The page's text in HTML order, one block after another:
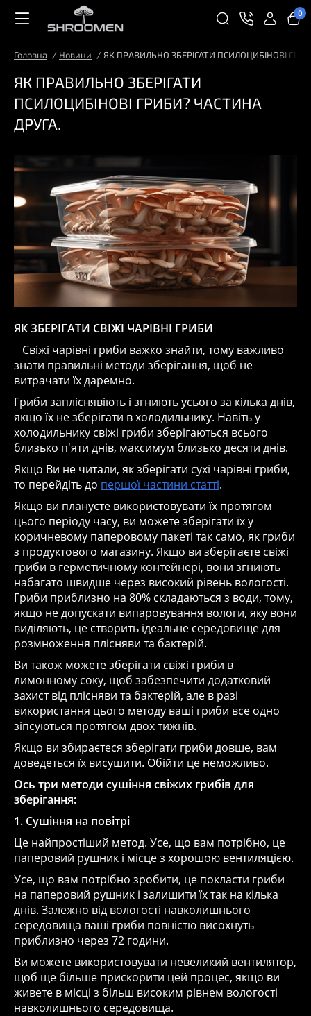
0
Головна Новини ЯК ПРАВИЛЬНО ЗБЕРІГАТИ ПСИЛОЦИБІНОВІ
ЯК ПРАВИЛЬНО ЗБЕРІГАТИ
ПСИЛОЦИБІНОВІ ГРИБИ? ЧАСТИНА
ДРУГА.
ЯК ЗБЕРІГАТИ СВІЖІ ЧАРІВНІ ГРИБИ
Свіжі чарівні гриби важко знайти, тому важливо
знати правильні методи зберігання, щоб не
витрачати їх даремно.
Гриби запліснявіють і згниють усього за кілька днів,
якщо їх не зберігати в холодильнику. Навіть у
холодильнику свіжі гриби зберігаються всього
близько п'яти днів, максимум близько десяти днів.
Якщо Ви не читали, як зберігати сухі чарівні гриби,
то перейдіть до першої частини статті.
Якщо ви плануєте використовувати їх протягом
цього періоду часу, ви можете зберігати їх у
коричневому паперовому пакеті так само, як гриби
з продуктового магазину. Якщо ви зберігаєте свіжі
гриби в герметичному контейнері, вони згниють
набагато швидше через високий рівень вологості.
Гриби приблизно на 80% складаються з води, тому,
якщо не допускати випаровування вологи, яку вони
виділяють, це створить ідеальне середовище для
розмноження плісняви та бактерій.
Ви також можете зберігати свіжі гриби в
лимонному соку, щоб забезпечити додатковий
захист від плісняви та бактерій, але в разі
використання цього методу ваші гриби все одно
зіпсуються протягом двох тижнів.
Якщо ви збираєтеся зберігати гриби довше, вам
доведеться їх висушити. Обійти це неможливо.
Ось три методи сушіння свіжих грибів для
зберігання:
1. Сушіння на повітрі
Це найпростіший метод. Усе, що вам потрібно, це
паперовий рушник і місце з хорошою вентиляцією.
Усе, що вам потрібно зробити, це покласти гриби
на паперовий рушник і залишити їх так на кілька
днів. Залежно від вологості навколишнього
середовища ваші гриби повністю висохнуть
приблизно через 72 години.
Ви можете використовувати невеликий вентилятор,
щоб ще більше прискорити цей процес, якщо ви
живете в місці з більш високим рівнем вологості
навколишнього середовища.